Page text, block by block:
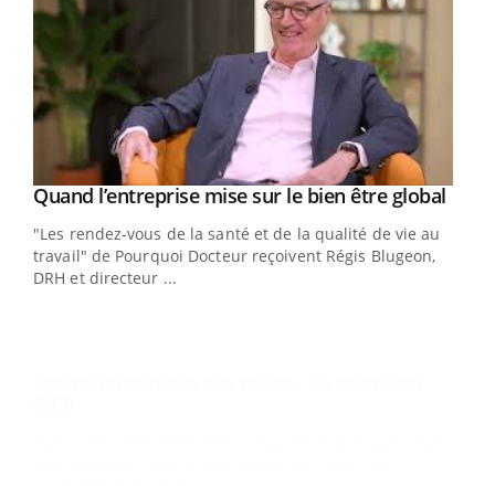
Youtube
Quand l’entreprise mise sur le bien être global
"Les rendez-vous de la santé et de la qualité de vie au
travail" de Pourquoi Docteur reçoivent Régis Blugeon,
DRH et directeur ...
Youtube
Eczéma chronique des mains : au quotidien
Dans cette vidéo, le Dr Inès Zaraa, dermatologue à Paris,
vous explique comment protéger vos mains au